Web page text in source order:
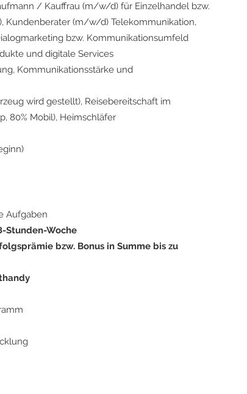
/ Kauffrau (m/w/d) für Einzelhandel bzw.
(m/w/d) Telekommunikation,
bzw. Kommunikationsumfeld
und digitale Services
Kommunikationsstärke und
wird gestellt), Reisebereitschaft im
80% Mobil), Heimschläfer
Aufgaben
Stunden-Woche
bzw. Bonus in Summe bis zu